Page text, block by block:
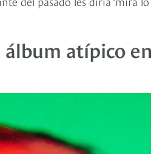
álbum atípico